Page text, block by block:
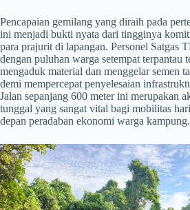
​Pencapaian gemilang yang diraih pada
ini menjadi bukti nyata dari tingginya
para prajurit di lapangan. Personel Satgas
dengan puluhan warga setempat terpantau
mengaduk material dan menggelar semen
demi mempercepat penyelesaian
Jalan sepanjang 600 meter ini merupakan
tunggal yang sangat vital bagi mobilitas
depan peradaban ekonomi warga kampung.